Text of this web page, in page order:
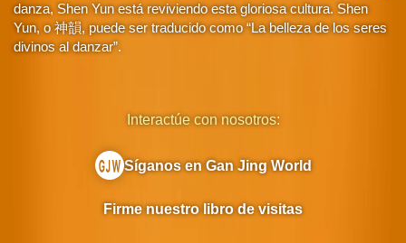
danza, Shen Yun está reviviendo esta gloriosa cultura. Shen
Yun, o 神韻, puede ser traducido como “La belleza de los seres
divinos al danzar”.
Interactúe con nosotros:
Síganos en Gan Jing World
Firme nuestro libro de visitas